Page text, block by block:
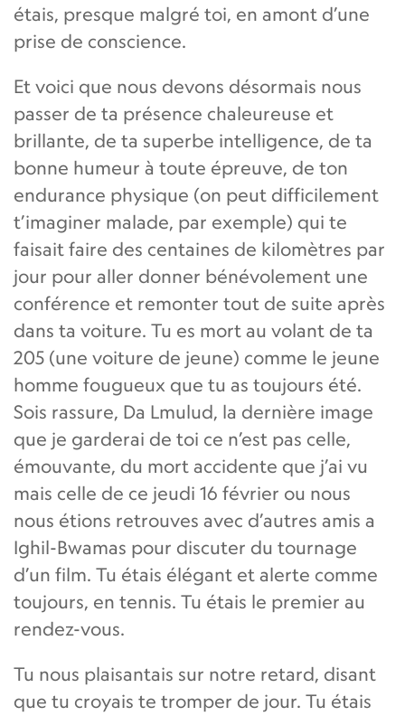
étais, presque malgré toi, en amont d’une
prise de conscience.
Et voici que nous devons désormais nous
passer de ta présence chaleureuse et
brillante, de ta superbe intelligence, de ta
bonne humeur à toute épreuve, de ton
endurance physique (on peut difficilement
t’imaginer malade, par exemple) qui te
faisait faire des centaines de kilomètres par
jour pour aller donner bénévolement une
conférence et remonter tout de suite après
dans ta voiture. Tu es mort au volant de ta
205 (une voiture de jeune) comme le jeune
homme fougueux que tu as toujours été.
Sois rassure, Da Lmulud, la dernière image
que je garderai de toi ce n’est pas celle,
émouvante, du mort accidente que j’ai vu
mais celle de ce jeudi 16 février ou nous
nous étions retrouves avec d’autres amis a
Ighil-Bwamas pour discuter du tournage
d’un film. Tu étais élégant et alerte comme
toujours, en tennis. Tu étais le premier au
rendez-vous.
Tu nous plaisantais sur notre retard, disant
que tu croyais te tromper de jour. Tu étais